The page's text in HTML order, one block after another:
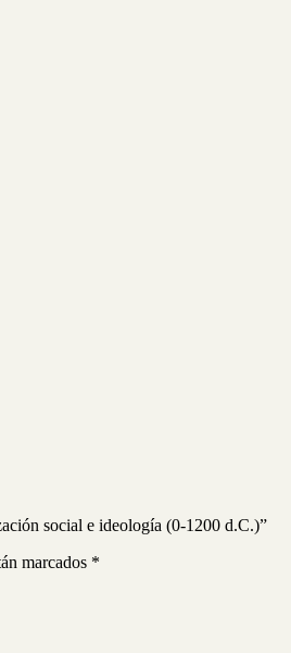
social e ideología (0-1200 d.C.)”
marcados *